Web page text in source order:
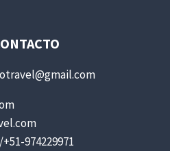
974229971